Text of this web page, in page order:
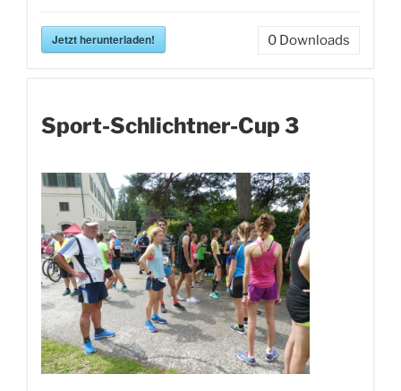
Jetzt herunterladen! 0 Downloads
Sport-Schlichtner-Cup 3